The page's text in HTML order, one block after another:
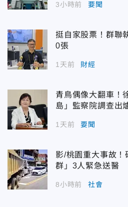
3小時前 要聞
挺自家股票！群聯
0張
1天前 財經
青鳥偶像大翻車！
島」監察院調查出
1天前 要聞
影/桃園重大事故
群」3人緊急送醫
8小時前 社會